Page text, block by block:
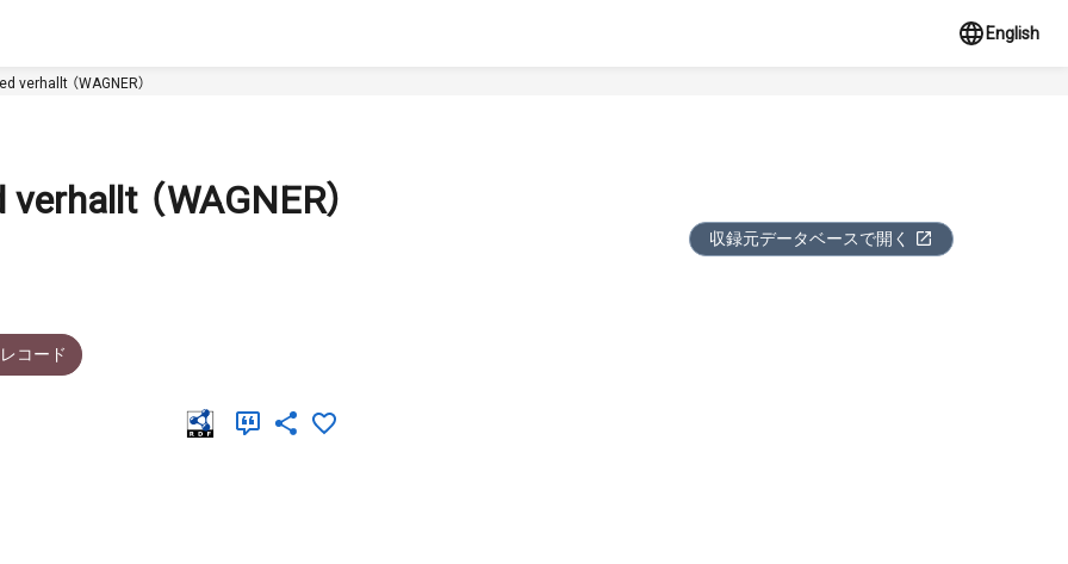
English
verhallt （WAGNER）
（WAGNER）
収録元データベースで開く
コード